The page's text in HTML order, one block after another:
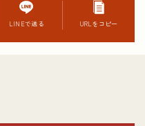
LINEで送る URLをコピー